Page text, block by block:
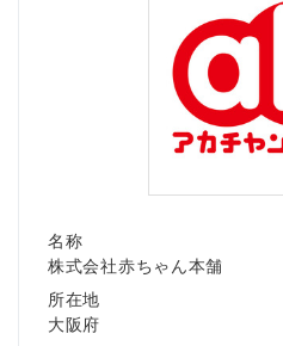
名称
株式会社赤ちゃん本舗
所在地
大阪府